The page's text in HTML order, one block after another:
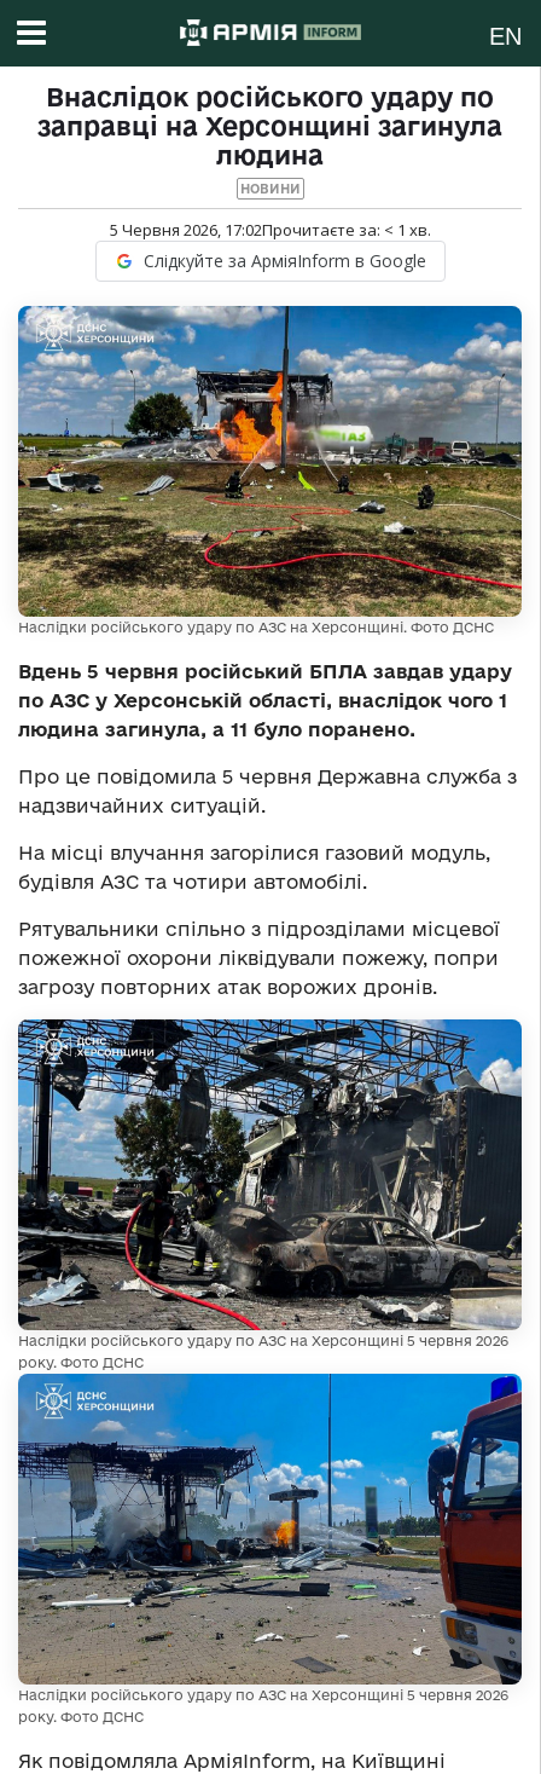
EN
Внаслідок російського удару по
заправці на Херсонщині загинула
людина
НОВИНИ
5 Червня 2026, 17:02Прочитаєте за: < 1 хв.
Слідкуйте за АрміяInform в Google
Наслідки російського удару по АЗС на Херсонщині. Фото ДСНС
Вдень 5 червня російський БПЛА завдав удару
по АЗС у Херсонській області, внаслідок чого 1
людина загинула, а 11 було поранено.
Про це повідомила 5 червня Державна служба з
надзвичайних ситуацій.
На місці влучання загорілися газовий модуль,
будівля АЗС та чотири автомобілі.
Рятувальники спільно з підрозділами місцевої
пожежної охорони ліквідували пожежу, попри
загрозу повторних атак ворожих дронів.
Наслідки російського удару по АЗС на Херсонщині 5 червня 2026
року. Фото ДСНС
Наслідки російського удару по АЗС на Херсонщині 5 червня 2026
року. Фото ДСНС
Як повідомляла АрміяInform, на Київщині